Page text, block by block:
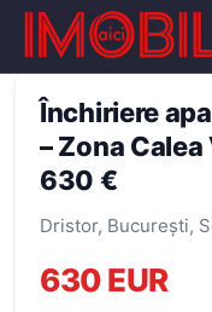
← Înapoi la oferte
Închiriere
– Zona Calea
630 €
Dristor, București,
630 EUR